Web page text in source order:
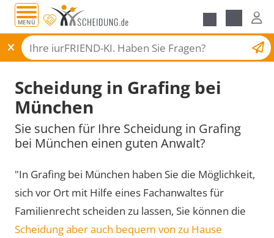
MENÜ
Scheidungsantrag
Scheidung in Grafing bei
München
Sie suchen für Ihre Scheidung in Grafing
bei München einen guten Anwalt?
"In Grafing bei München haben Sie die Möglichkeit,
sich vor Ort mit Hilfe eines Fachanwaltes für
Familienrecht scheiden zu lassen, Sie können die
Scheidung aber auch bequem von zu Hause